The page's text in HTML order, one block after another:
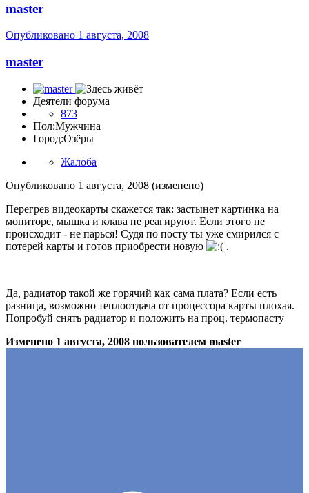
master
Опубликовано 1 августа, 2008
master
Деятели форума
873
Пол:Мужчина
Город:Озёры
Жалоба
Опубликовано 1 августа, 2008 (изменено)
Перегрев видеокарты скажется так: застынет картинка на
мониторе, мышка и клава не реагируют. Если этого не
происходит - не парься! Судя по посту ты уже смирился с
потерей карты и готов приобрести новую
.
Да, радиатор такой же горячий как сама плата? Если есть
разница, возможно теплоотдача от процессора карты плохая.
Попробуй снять радиатор и положить на проц. термопасту
Изменено 1 августа, 2008 пользователем master